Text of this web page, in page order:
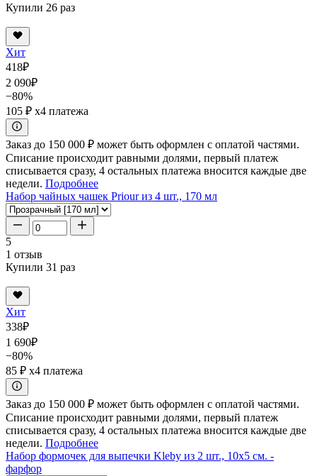
Купили 26 раз
Хит
418₽
2 090₽
−80%
105 ₽ x4 платежа
Заказ до 150 000 ₽ может быть оформлен с оплатой частями.
Списание происходит равными долями, первый платеж
списывается сразу, 4 остальных платежа вносится каждые две
недели. Подробнее
Набор чайных чашек Priour из 4 шт., 170 мл
5
1 отзыв
Купили 31 раз
Хит
338₽
1 690₽
−80%
85 ₽ x4 платежа
Заказ до 150 000 ₽ может быть оформлен с оплатой частями.
Списание происходит равными долями, первый платеж
списывается сразу, 4 остальных платежа вносится каждые две
недели. Подробнее
Набор формочек для выпечки Kleby из 2 шт., 10x5 см. -
фарфор